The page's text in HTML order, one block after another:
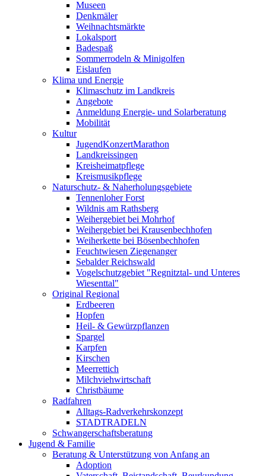
Museen
Denkmäler
Weihnachtsmärkte
Lokalsport
Badespaß
Sommerrodeln & Minigolfen
Eislaufen
Klima und Energie
Klimaschutz im Landkreis
Angebote
Anmeldung Energie- und Solarberatung
Mobilität
Kultur
JugendKonzertMarathon
Landkreissingen
Kreisheimatpflege
Kreismusikpflege
Naturschutz- & Naherholungsgebiete
Tennenloher Forst
Wildnis am Rathsberg
Weihergebiet bei Mohrhof
Weihergebiet bei Krausenbechhofen
Weiherkette bei Bösenbechhofen
Feuchtwiesen Ziegenanger
Sebalder Reichswald
Vogelschutzgebiet "Regnitztal- und Unteres
Wiesenttal"
Original Regional
Erdbeeren
Hopfen
Heil- & Gewürzpflanzen
Spargel
Karpfen
Kirschen
Meerrettich
Milchviehwirtschaft
Christbäume
Radfahren
Alltags-Radverkehrskonzept
STADTRADELN
Schwangerschaftsberatung
Jugend & Familie
Beratung & Unterstützung von Anfang an
Adoption